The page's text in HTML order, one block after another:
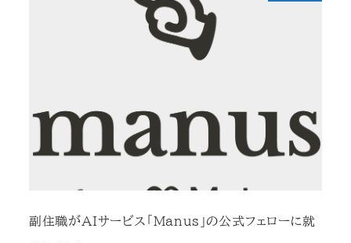
副住職がAIサービス「Manus」の公式フェローに就